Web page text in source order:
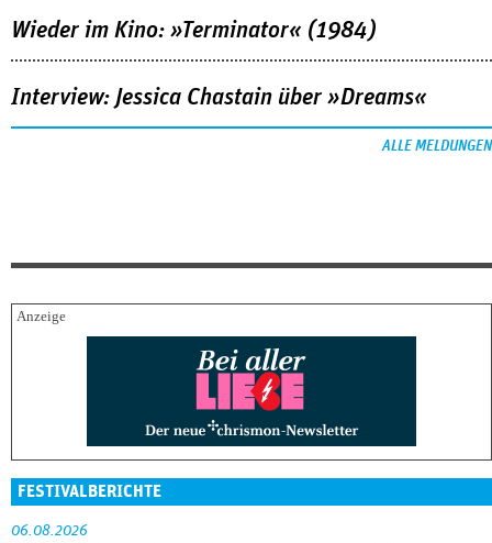
Wieder im Kino: »Terminator« (1984)
Interview: Jessica Chastain über »Dreams«
ALLE MELDUNGEN
FESTIVALBERICHTE
06.08.2026